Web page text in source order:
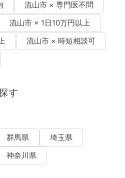
流山市 × 専門医不問
流山市 × 1日10万円以上
流山市 × 時短相談可
す
群馬県
埼玉県
神奈川県